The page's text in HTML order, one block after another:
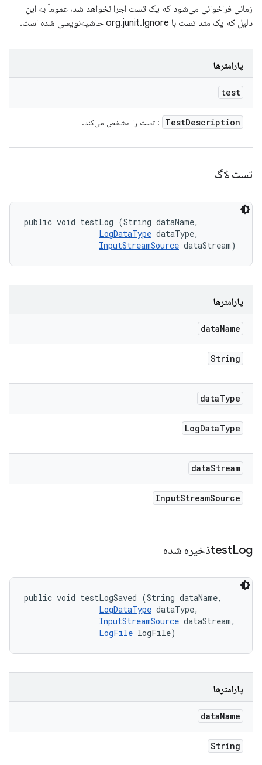
زمانی فراخوانی می‌شود که یک تست اجرا نخواهد شد، عموماً به این
دلیل که یک متد تست با org.junit.Ignore حاشیه‌نویسی شده است.
پارامترها
test
TestDescription : تست را مشخص می‌کند.
تست لاگ
public void testLog (String dataName,
LogDataType dataType,
InputStreamSource dataStream)
پارامترها
dataName
String
dataType
LogDataType
dataStream
InputStreamSource
testLogذخیره شده
public void testLogSaved (String dataName,
LogDataType dataType,
InputStreamSource dataStream,
LogFile logFile)
پارامترها
dataName
String